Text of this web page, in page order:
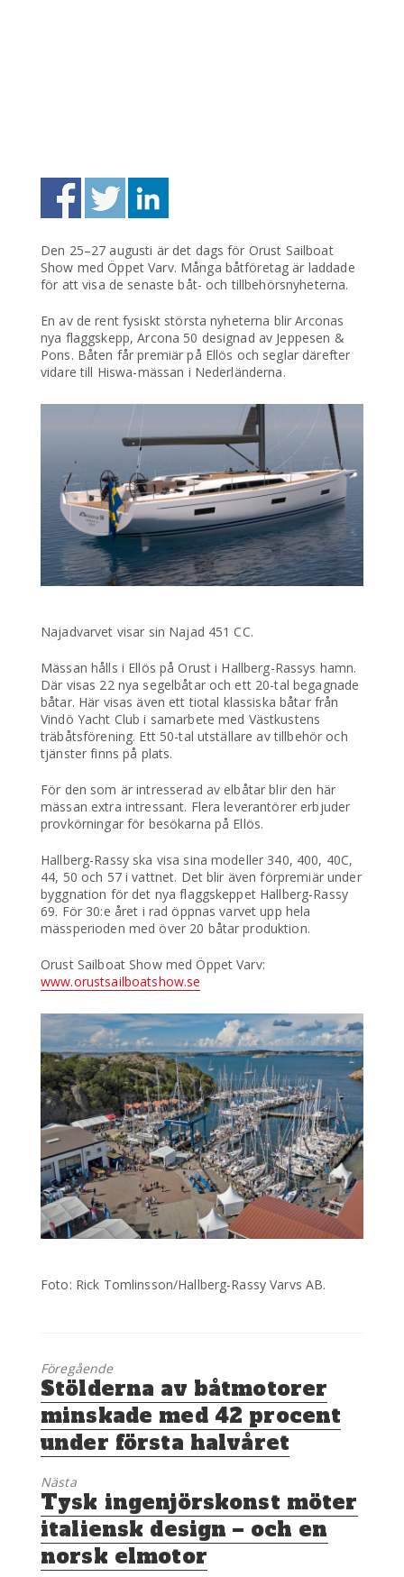
Den 25–27 augusti är det dags för Orust Sailboat
Show med Öppet Varv. Många båtföretag är laddade
för att visa de senaste båt- och tillbehörsnyheterna.
En av de rent fysiskt största nyheterna blir Arconas
nya flaggskepp, Arcona 50 designad av Jeppesen &
Pons. Båten får premiär på Ellös och seglar därefter
vidare till Hiswa-mässan i Nederländerna.
Najadvarvet visar sin Najad 451 CC.
Mässan hålls i Ellös på Orust i Hallberg-Rassys hamn.
Där visas 22 nya segelbåtar och ett 20-tal begagnade
båtar. Här visas även ett tiotal klassiska båtar från
Vindö Yacht Club i samarbete med Västkustens
träbåtsförening. Ett 50-tal utställare av tillbehör och
tjänster finns på plats.
För den som är intresserad av elbåtar blir den här
mässan extra intressant. Flera leverantörer erbjuder
provkörningar för besökarna på Ellös.
Hallberg-Rassy ska visa sina modeller 340, 400, 40C,
44, 50 och 57 i vattnet. Det blir även förpremiär under
byggnation för det nya flaggskeppet Hallberg-Rassy
69. För 30:e året i rad öppnas varvet upp hela
mässperioden med över 20 båtar produktion.
Orust Sailboat Show med Öppet Varv:
www.orustsailboatshow.se
Foto: Rick Tomlinsson/Hallberg-Rassy Varvs AB.
Föregående
Föregående
inlägg:
Stölderna av båtmotorer
minskade med 42 procent
under första halvåret
Nästa
Nästa
inlägg:
Tysk ingenjörskonst möter
italiensk design – och en
norsk elmotor